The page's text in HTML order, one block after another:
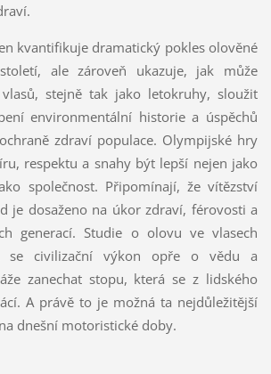
kvantifikuje dramatický pokles olověné
ale zároveň ukazuje, jak může
stejně tak jako letokruhy, sloužit
environmentální historie a úspěchů
zdraví populace. Olympijské hry
respektu a snahy být lepší nejen jako
společnost. Připomínají, že vítězství
je dosaženo na úkor zdraví, férovosti a
generací. Studie o olovu ve vlasech
se civilizační výkon opře o vědu a
zanechat stopu, která se z lidského
A právě to je možná ta nejdůležitější
dnešní motoristické doby.